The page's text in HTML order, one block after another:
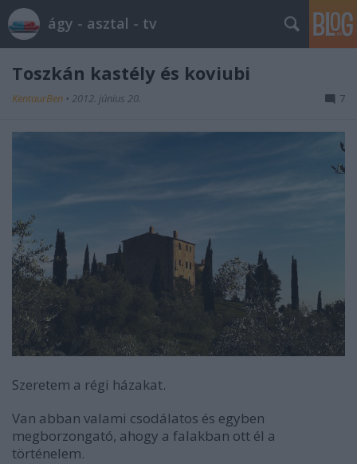
ágy - asztal - tv
Toszkán kastély és koviubi
KentaurBen • 2012. június 20. 7
Szeretem a régi házakat.
Van abban valami csodálatos és egyben
megborzongató, ahogy a falakban ott él a
történelem.